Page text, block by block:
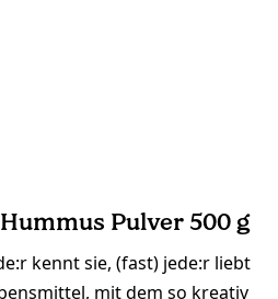
Pulver 500 g
kennt sie, (fast) jede:r liebt
mit dem so kreativ